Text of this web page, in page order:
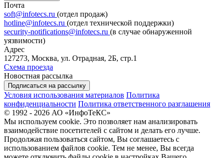
Почта
soft@infotecs.ru (отдел продаж)
hotline@infotecs.ru (отдел технической поддержки)
security-notifications@infotecs.ru (в случае обнаруженной
уязвимости)
Адрес
127273, Москва, ул. Отрадная, 2Б, стр.1
Схема проезда
Новостная рассылка
Подписаться на рассылку
Условия использования материалов Политика
конфиденциальности Политика ответственного разглашения
© 1992 - 2026 АО «ИнфоТеКС»
Мы используем cookie. Это позволяет нам анализировать
взаимодействие посетителей с сайтом и делать его лучше.
Продолжая пользоваться сайтом, Вы соглашаетесь с
использованием файлов cookie. Тем не менее, Вы всегда